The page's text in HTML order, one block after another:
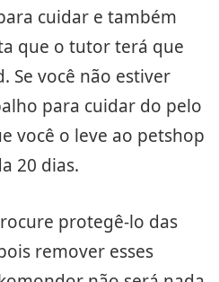
cuidar e também
que o tutor terá que
Se você não estiver
para cuidar do pelo
você o leve ao petshop
20 dias.
protegê-lo das
remover esses